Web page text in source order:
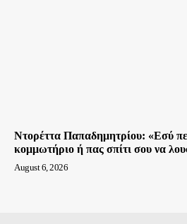
Ντορέττα Παπαδημητρίου: «Εσύ
κομμωτήριο ή πας σπίτι σου να
August 6, 2026